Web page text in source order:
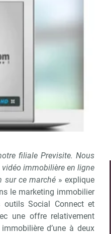
filiale Previsite. Nous
immobilière en ligne
sur ce marché » explique
le marketing immobilier
outils Social Connect et
une offre relativement
d’une à deux